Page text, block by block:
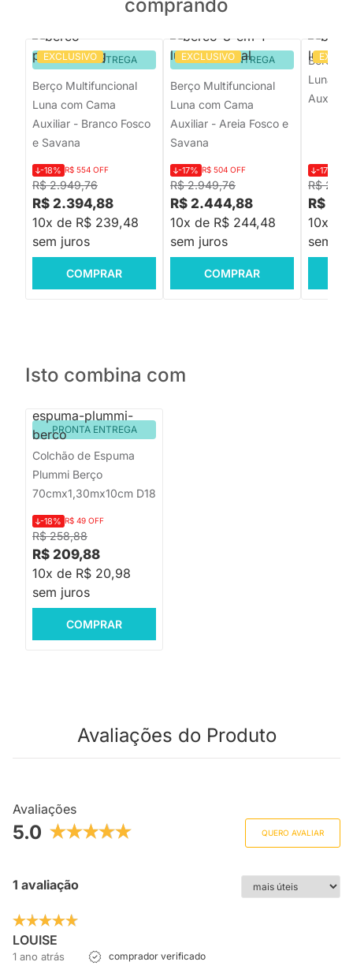
comprando
EXCLUSIVO
PRONTA ENTREGA
Berço Multifuncional
Luna com Cama
Auxiliar - Branco Fosco
e Savana
R$ 2.949,76
-18% R$ 554 OFF
R$ 2.394,88
10x de R$ 239,48
sem juros
COMPRAR
EXCLUSIVO
PRONTA ENTREGA
Berço Multifuncional
Luna com Cama
Auxiliar - Areia Fosco e
Savana
R$ 2.949,76
-17% R$ 504 OFF
R$ 2.444,88
10x de R$ 244,48
sem juros
COMPRAR
Berço
Luna
Auxiliar
R$
-17%
R$
10x de
sem
Isto combina com
PRONTA ENTREGA
Colchão de Espuma
Plummi Berço
70cmx1,30mx10cm D18
R$ 258,88
-18% R$ 49 OFF
R$ 209,88
10x de R$ 20,98
sem juros
COMPRAR
Avaliações do Produto
Avaliações
5.0 QUERO AVALIAR
1 avaliação
LOUISE
1 ano atrás comprador verificado